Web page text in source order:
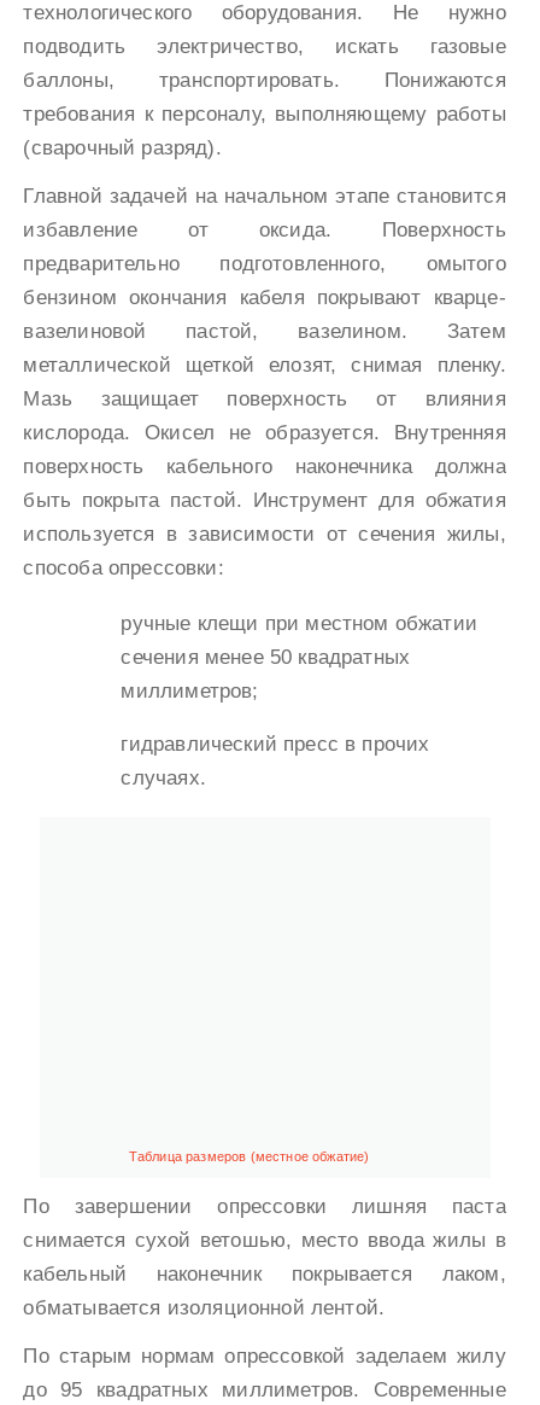
технологического оборудования. Не нужно
подводить электричество, искать газовые
баллоны, транспортировать. Понижаются
требования к персоналу, выполняющему работы
(сварочный разряд).
Главной задачей на начальном этапе становится
избавление от оксида. Поверхность
предварительно подготовленного, омытого
бензином окончания кабеля покрывают кварце-
вазелиновой пастой, вазелином. Затем
металлической щеткой елозят, снимая пленку.
Мазь защищает поверхность от влияния
кислорода. Окисел не образуется. Внутренняя
поверхность кабельного наконечника должна
быть покрыта пастой. Инструмент для обжатия
используется в зависимости от сечения жилы,
способа опрессовки:
ручные клещи при местном обжатии
сечения менее 50 квадратных
миллиметров;
гидравлический пресс в прочих
случаях.
Таблица размеров (местное обжатие)
По завершении опрессовки лишняя паста
снимается сухой ветошью, место ввода жилы в
кабельный наконечник покрывается лаком,
обматывается изоляционной лентой.
По старым нормам опрессовкой заделаем жилу
до 95 квадратных миллиметров. Современные